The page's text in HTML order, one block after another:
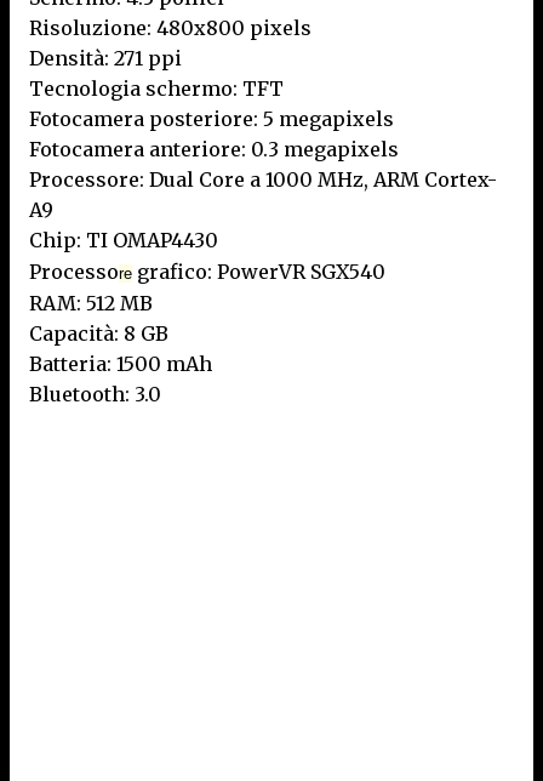
Risoluzione: 480x800 pixels
Densità: 271 ppi
Tecnologia schermo: TFT
Fotocamera posteriore: 5 megapixels
Fotocamera anteriore: 0.3 megapixels
Processore: Dual Core a 1000 MHz, ARM Cortex-
A9
Chip: TI OMAP4430
Processore grafico: PowerVR SGX540
RAM: 512 MB
Capacità: 8 GB
Batteria: 1500 mAh
Bluetooth: 3.0